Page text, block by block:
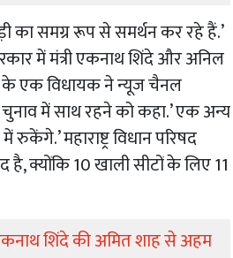
का समग्र रूप से समर्थन कर रहे हैं.’
में मंत्री एकनाथ शिंदे और अनिल
के एक विधायक ने न्यूज चैनल
में साथ रहने को कहा.’ एक अन्य
महाराष्ट्र विधान परिषद
है, क्योंकि 10 खाली सीटों के लिए 11
एकनाथ शिंदे की अमित शाह से अहम